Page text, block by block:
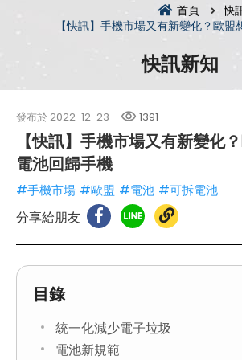
首頁 快
【快訊】手機市場又有新變化？歐
快訊新知
發布於 2022-12-23 1391
【快訊】手機市場又有新變化
電池回歸手機
#手機市場 #歐盟 #電池 #可拆電池
分享給朋友
目錄
統一化減少電子垃圾
電池新規範